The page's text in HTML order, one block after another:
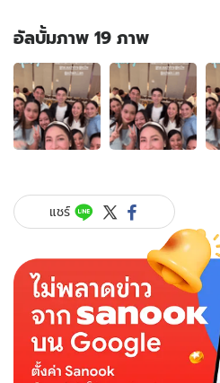
อัลบั้มภาพ 19 ภาพ
อัลบั้ม
ภาพ
19
ภาพ
ของ
รุ๊ปช็อต
"วิล
นา
ตาลี
เจียร
นท์"
เฟรม
อบอุ่น
แชร์